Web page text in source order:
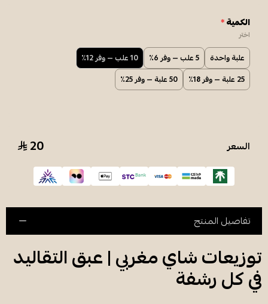
الكمية*
اختر
علبة واحدة 5 علب — وفر 6٪
10 علب — وفر 12٪
25 علبة — وفر 18٪
50 علبة — وفر 25٪
السعر 20
تفاصيل المنتج
توزيعات شاي مغربي | عبق التقاليد
في كل رشفة